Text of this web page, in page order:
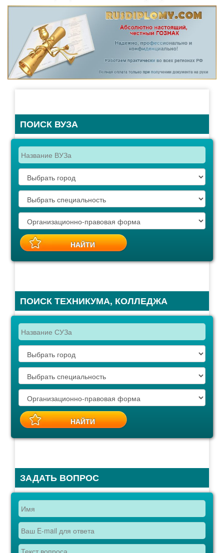
ПОИСК ВУЗА
ПОИСК ТЕХНИКУМА, КОЛЛЕДЖА
ЗАДАТЬ ВОПРОС